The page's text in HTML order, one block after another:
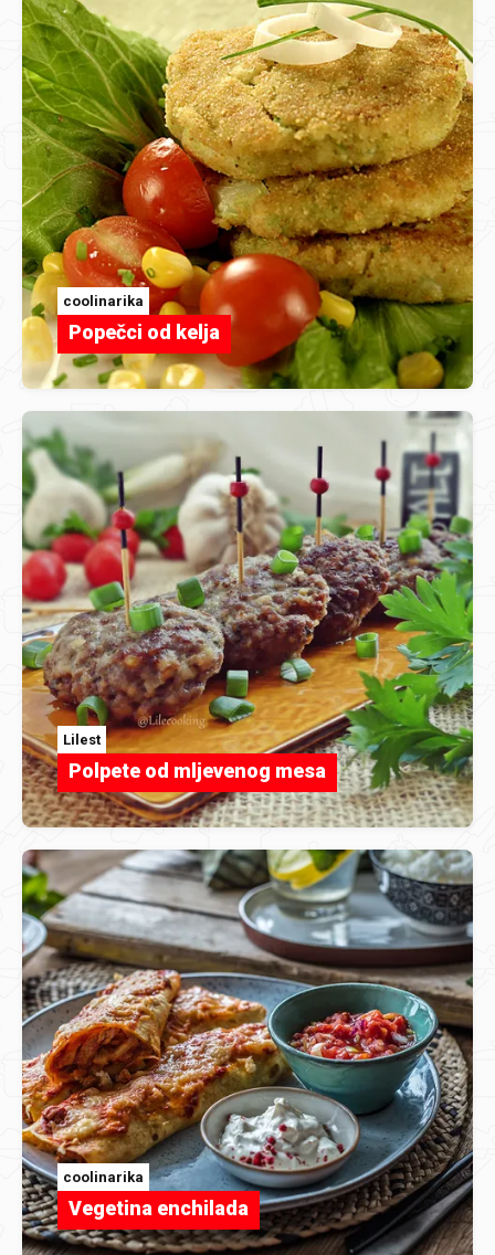
coolinarika
Popečci od kelja
Lilest
Polpete od mljevenog mesa
coolinarika
Vegetina enchilada